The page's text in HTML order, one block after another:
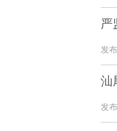
严
发
汕
发